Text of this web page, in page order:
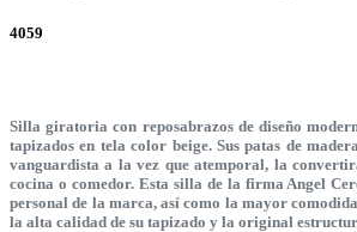
4059
Silla giratoria con reposabrazos de diseño
tapizados en tela color beige. Sus patas de
vanguardista a la vez que atemporal, la
cocina o comedor. Esta silla de la firma Angel
personal de la marca, así como la mayor
la alta calidad de su tapizado y la original